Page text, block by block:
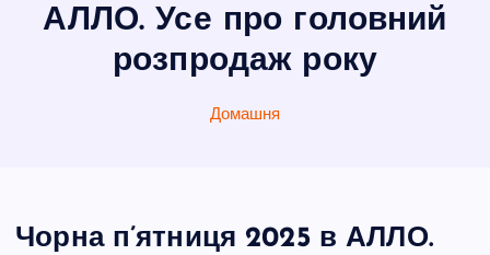
АЛЛО. Усе про головний
розпродаж року
Домашня
Чорна п’ятниця 2025 в АЛЛО.